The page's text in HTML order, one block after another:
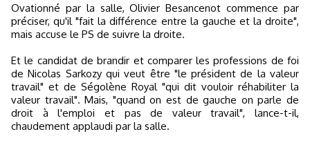
Ovationné par la salle, Olivier Besancenot commence par
préciser, qu'il "fait la différence entre la gauche et la droite",
mais accuse le PS de suivre la droite.
Et le candidat de brandir et comparer les professions de foi
de Nicolas Sarkozy qui veut être "le président de la valeur
travail" et de Ségolène Royal "qui dit vouloir réhabiliter la
valeur travail". Mais, "quand on est de gauche on parle de
droit à l'emploi et pas de valeur travail", lance-t-il,
chaudement applaudi par la salle.